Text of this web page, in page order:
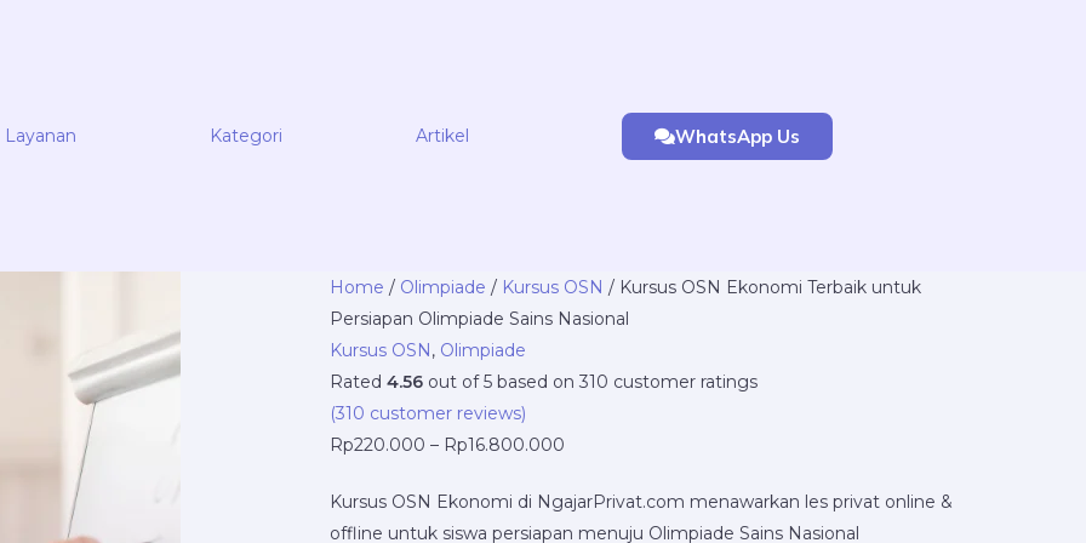
Layanan Kategori Artikel WhatsApp Us
Home / Olimpiade / Kursus OSN / Kursus OSN Ekonomi Terbaik untuk
Persiapan Olimpiade Sains Nasional
Kursus OSN, Olimpiade
Rated 4.56 out of 5 based on 310 customer ratings
(310 customer reviews)
Rp220.000 – Rp16.800.000
Price
range:
through
Kursus OSN Ekonomi di NgajarPrivat.com menawarkan les privat online &
offline untuk siswa persiapan menuju Olimpiade Sains Nasional
Kursus
OSN
Ekonomi
Terbaik
untuk
Persiapan
Sains
Nasional